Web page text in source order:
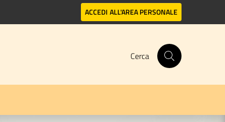
ACCEDI ALL'AREA PERSONALE
Cerca